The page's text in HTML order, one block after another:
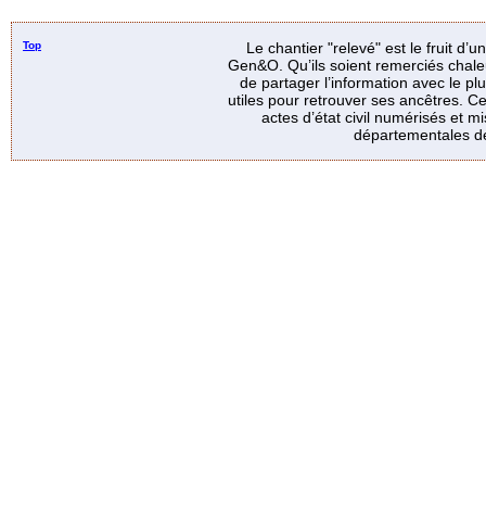
Top
Le chantier "relevé" est le fruit
Gen&O. Qu’ils soient remerciés
de partager l’information avec le
utiles pour retrouver ses ancêtres.
actes d’état civil numérisés et
départementales